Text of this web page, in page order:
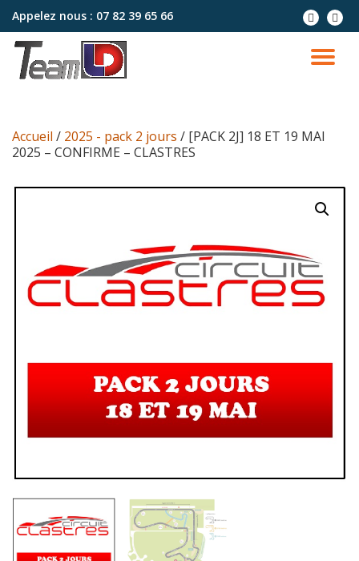
Aller
contenu
Appelez nous : 07 82 39 65 66
Accueil / 2025 - pack 2 jours / [PACK 2J] 18 ET 19 MAI
2025 – CONFIRME – CLASTRES